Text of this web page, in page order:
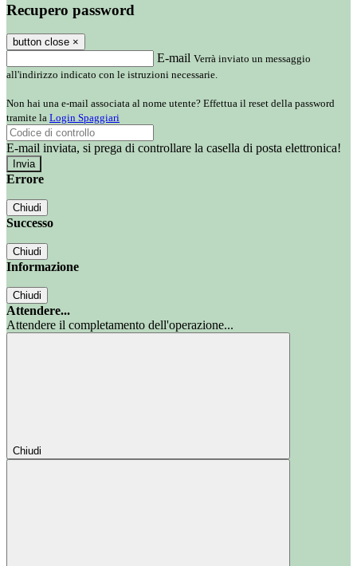
Recupero password
button close ×
E-mail Verrà inviato un messaggio
all'indirizzo indicato con le istruzioni necessarie.
Non hai una e-mail associata al nome utente? Effettua il reset della password
tramite la Login Spaggiari
E-mail inviata, si prega di controllare la casella di posta elettronica!
Errore
Chiudi
Successo
Chiudi
Informazione
Chiudi
Attendere...
Attendere il completamento dell'operazione...
Chiudi